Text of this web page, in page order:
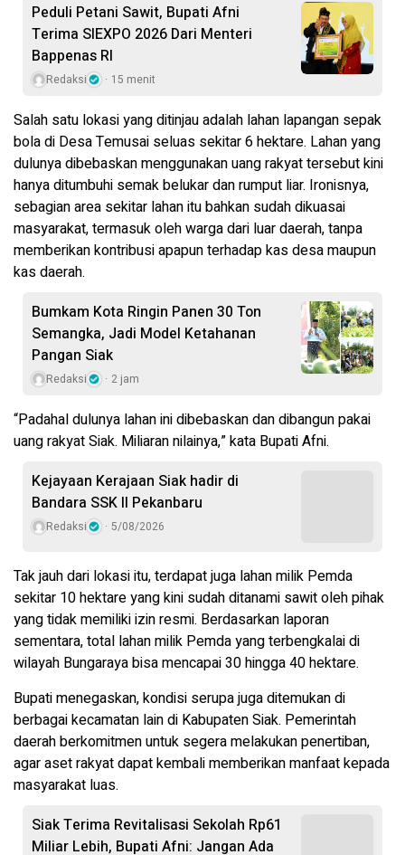
Peduli Petani Sawit, Bupati Afni
Terima SIEXPO 2026 Dari Menteri
Bappenas RI
Redaksi 15 menit
Salah satu lokasi yang ditinjau adalah lahan lapangan sepak
bola di Desa Temusai seluas sekitar 6 hektare. Lahan yang
dulunya dibebaskan menggunakan uang rakyat tersebut kini
hanya ditumbuhi semak belukar dan rumput liar. Ironisnya,
sebagian area sekitar lahan itu bahkan sudah dikuasai
masyarakat, termasuk oleh warga dari luar daerah, tanpa
memberikan kontribusi apapun terhadap kas desa maupun
kas daerah.
Bumkam Kota Ringin Panen 30 Ton
Semangka, Jadi Model Ketahanan
Pangan Siak
Redaksi 2 jam
“Padahal dulunya lahan ini dibebaskan dan dibangun pakai
uang rakyat Siak. Miliaran nilainya,” kata Bupati Afni.
Kejayaan Kerajaan Siak hadir di
Bandara SSK II Pekanbaru
Redaksi 5/08/2026
Tak jauh dari lokasi itu, terdapat juga lahan milik Pemda
sekitar 10 hektare yang kini sudah ditanami sawit oleh pihak
yang tidak memiliki izin resmi. Berdasarkan laporan
sementara, total lahan milik Pemda yang terbengkalai di
wilayah Bungaraya bisa mencapai 30 hingga 40 hektare.
Bupati menegaskan, kondisi serupa juga ditemukan di
berbagai kecamatan lain di Kabupaten Siak. Pemerintah
daerah berkomitmen untuk segera melakukan penertiban,
agar aset rakyat dapat kembali memberikan manfaat kepada
masyarakat luas.
Siak Terima Revitalisasi Sekolah Rp61
Miliar Lebih, Bupati Afni: Jangan Ada